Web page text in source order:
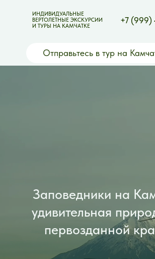
ИНДИВИДУАЛЬНЫЕ
ВЕРТОЛЕТНЫЕ ЭКСКУРСИИ
И ТУРЫ НА КАМЧАТКЕ
+7 (999)
Отправьтесь в тур на
Заповедники на
удивительная
первозданной